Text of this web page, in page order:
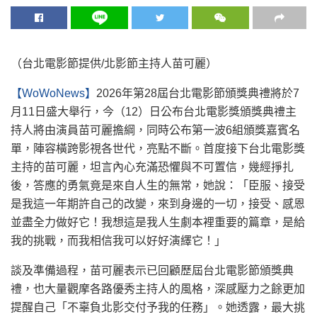
（台北電影節提供/北影節主持人苗可麗）
【WoWoNews】 2026年第28屆台北電影節頒獎典禮將於7
月11日盛大舉行，今（12）日公布台北電影獎頒獎典禮主
持人將由演員苗可麗擔綱，同時公布第一波6組頒獎嘉賓名
單，陣容橫跨影視各世代，亮點不斷。首度接下台北電影獎
主持的苗可麗，坦言內心充滿恐懼與不可置信，幾經掙扎
後，答應的勇氣竟是來自人生的無常，她說：「臣服、接受
是我這一年期許自己的改變，來到身邊的一切，接受、感恩
並盡全力做好它！我想這是我人生劇本裡重要的篇章，是給
我的挑戰，而我相信我可以好好演繹它！」
談及準備過程，苗可麗表示已回顧歷屆台北電影節頒獎典
禮，也大量觀摩各路優秀主持人的風格，深感壓力之餘更加
提醒自己「不辜負北影交付予我的任務」。她透露，最大挑